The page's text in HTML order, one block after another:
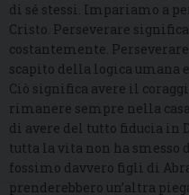
di sé stessi. Impariamo a
Cristo. Perseverare
costantemente.
scapito della logica
Ciò significa avere il
rimanere sempre nella
di avere del tutto fiducia in
tutta la vita non ha smesso
fossimo davvero figli di
prenderebbero un’altra